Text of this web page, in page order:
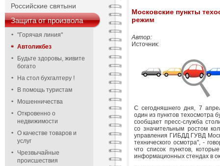
Российские святыни
Защита от произвола
"Горячая линия"
Автоликбез
Будьте здоровы, живите
богато
На стол бухгалтеру !
В помощь туристам
Мошенничества
Откровенно о
недвижимости
О качестве товаров и
услуг
Чрезвычайные
происшествия
Московские пункты
режим
Автор:
Источник:
С сегодняшнего дня, 7
один из пунктов техосмотра
сообщает пресс-служба
со значительным ростом
управления ГИБДД ГУВД
технического осмотра", -
что список пунктов,
информационных стендах в